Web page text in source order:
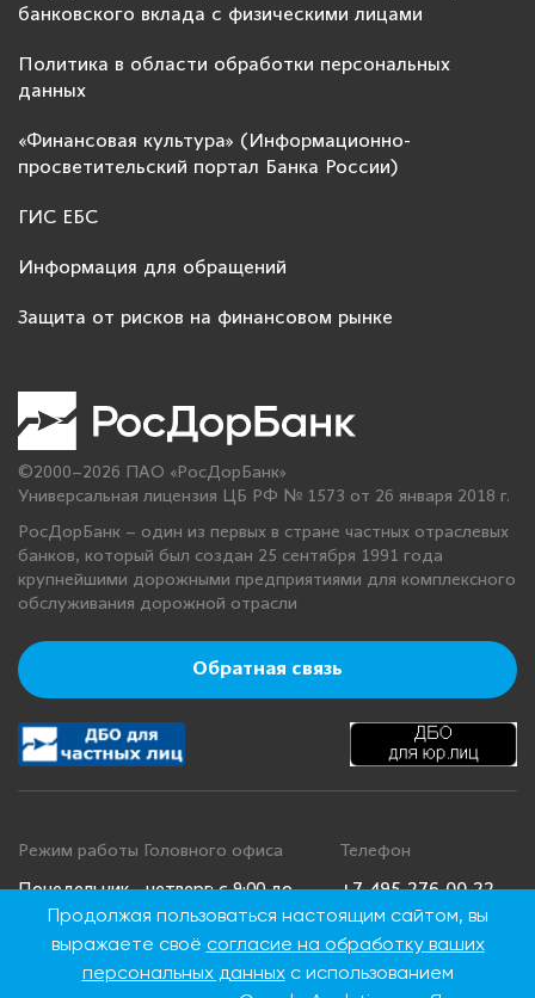
банковского вклада с физическими лицами
Политика в области обработки персональных
данных
«Финансовая культура» (Информационно-
просветительский портал Банка России)
ГИС ЕБС
Информация для обращений
Защита от рисков на финансовом рынке
©2000–2026 ПАО «РосДорБанк»
Универсальная лицензия ЦБ РФ № 1573 от 26 января 2018 г.
РосДорБанк – один из первых в стране частных отраслевых
банков, который был создан 25 сентября 1991 года
крупнейшими дорожными предприятиями для комплексного
обслуживания дорожной отрасли
Обратная связь
Режим работы Головного офиса
Понедельник - четверг: с 9:00 до
18:00
Пятница: с 9:00 до 16:45
Суббота, воскресенье: выходные
Телефон
+7 495 276 00 22
8 800 100 00 22
(Бесплатно по
России)
Продолжая пользоваться настоящим сайтом, вы
выражаете своё согласие на обработку ваших
персональных данныхс использованием